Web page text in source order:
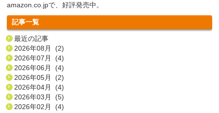
amazon.co.jpで、好評発売中。
記事一覧
最近の記事
2026年08月 (2)
2026年07月 (4)
2026年06月 (4)
2026年05月 (2)
2026年04月 (4)
2026年03月 (5)
2026年02月 (4)